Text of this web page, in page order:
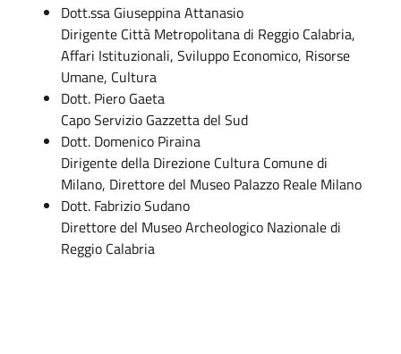
Dott.ssa Giuseppina Attanasio
Dirigente Città Metropolitana di Reggio Calabria,
Affari Istituzionali, Sviluppo Economico, Risorse
Umane, Cultura
Dott. Piero Gaeta
Capo Servizio Gazzetta del Sud
Dott. Domenico Piraina
Dirigente della Direzione Cultura Comune di
Milano, Direttore del Museo Palazzo Reale Milano
Dott. Fabrizio Sudano
Direttore del Museo Archeologico Nazionale di
Reggio Calabria